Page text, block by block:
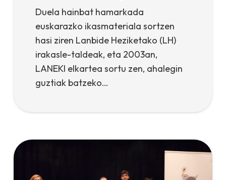
Duela hainbat hamarkada
euskarazko ikasmateriala sortzen
hasi ziren Lanbide Heziketako (LH)
irakasle-taldeak, eta 2003an,
LANEKI elkartea sortu zen, ahalegin
guztiak batzeko…